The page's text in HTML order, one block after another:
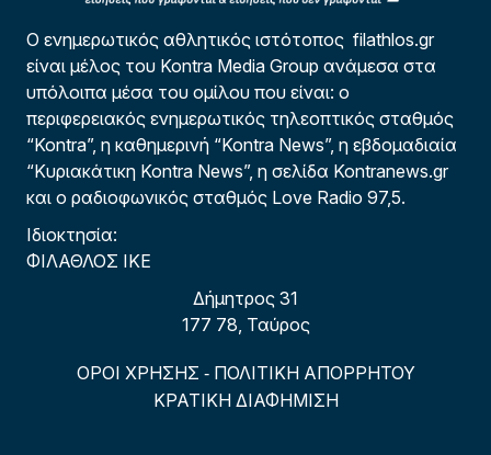
Ο ενημερωτικός αθλητικός ιστότοπος filathlos.gr
είναι μέλος του Kontra Media Group ανάμεσα στα
υπόλοιπα μέσα του ομίλου που είναι: ο
περιφερειακός ενημερωτικός τηλεοπτικός σταθμός
“Kontra”, η καθημερινή “Kontra News”, η εβδομαδιαία
“Κυριακάτικη Kontra News”, η σελίδα Kontranews.gr
και ο ραδιοφωνικός σταθμός Love Radio 97,5.
Ιδιοκτησία:
ΦΙΛΑΘΛΟΣ ΙΚΕ
Δήμητρος 31
177 78, Ταύρος
ΟΡΟΙ ΧΡΗΣΗΣ - ΠΟΛΙΤΙΚΗ ΑΠΟΡΡΗΤΟΥ
ΚΡΑΤΙΚΗ ΔΙΑΦΗΜΙΣΗ